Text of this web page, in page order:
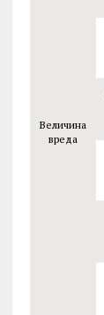
Величина
вреда